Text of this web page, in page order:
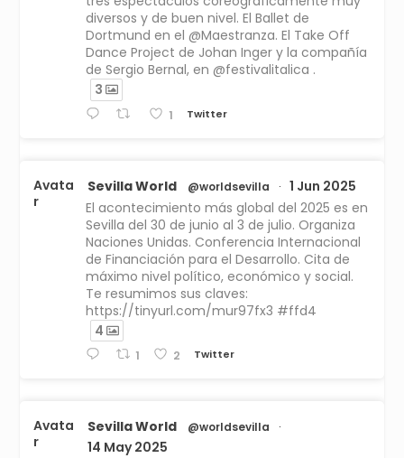
diversos y de buen nivel. El Ballet de
Dortmund en el @Maestranza. El Take Off
Dance Project de Johan Inger y la compañía
de Sergio Bernal, en @festivalitalica .
3
1 Twitter
Avata
r
Sevilla World @worldsevilla ·
1 Jun 2025
El acontecimiento más global del 2025 es en
Sevilla del 30 de junio al 3 de julio. Organiza
Naciones Unidas. Conferencia Internacional
de Financiación para el Desarrollo. Cita de
máximo nivel político, económico y social.
Te resumimos sus claves:
https://tinyurl.com/mur97fx3 #ffd4
4
1 2 Twitter
Avata
r
Sevilla World @worldsevilla ·
14 May 2025